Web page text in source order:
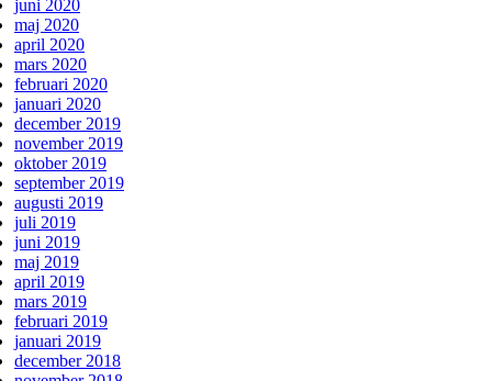
juni 2020
maj 2020
april 2020
mars 2020
februari 2020
januari 2020
december 2019
november 2019
oktober 2019
september 2019
augusti 2019
juli 2019
juni 2019
maj 2019
april 2019
mars 2019
februari 2019
januari 2019
december 2018